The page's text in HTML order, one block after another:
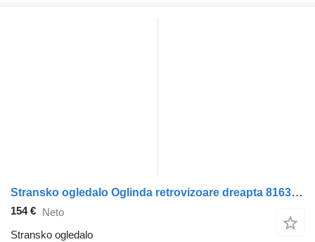
Stransko ogledalo Oglinda retrovizoare dreapta 81637306562 za vlačilec MAN TGX
154 € Neto
Stransko ogledalo